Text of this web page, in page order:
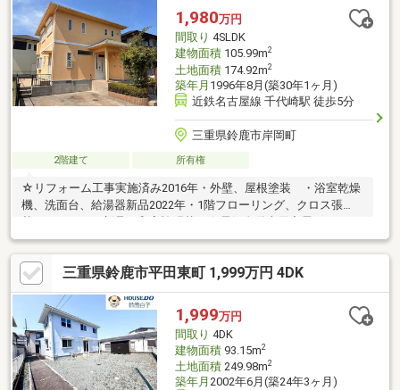
1,980万円
間取り 4SLDK
建物面積105.99m2
土地面積174.92m2
築年月 1996年8月(築30年1ヶ月)
近鉄名古屋線 千代崎駅 徒歩5分
三重県鈴鹿市岸岡町
2階建て 所有権
☆リフォーム工事実施済み2016年・外壁、屋根塗装 ・浴室乾燥
機、洗面台、給湯器新品2022年・1階フローリング、クロス張
トあり☆室内大変丁寧にお使いです☆閑静な住宅団地内
三重県鈴鹿市平田東町 1,999万円 4DK
1,999万円
間取り 4DK
建物面積93.15m2
土地面積249.98m2
築年月 2002年6月(築24年3ヶ月)